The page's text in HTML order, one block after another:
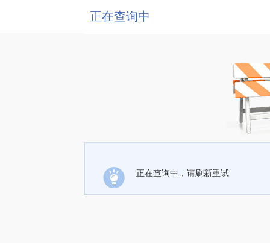
正在查询中
正在查询中，请刷新重试